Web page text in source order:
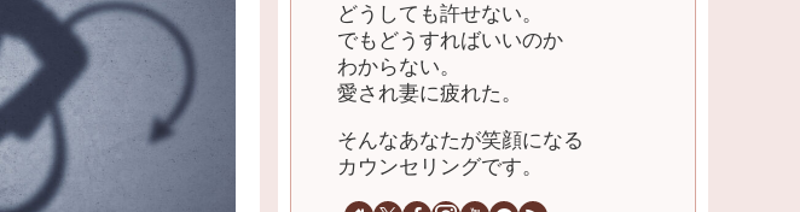
どうしても許せない。
でもどうすればいいのか
わからない。
愛され妻に疲れた。
そんなあなたが笑顔になる
カウンセリングです。